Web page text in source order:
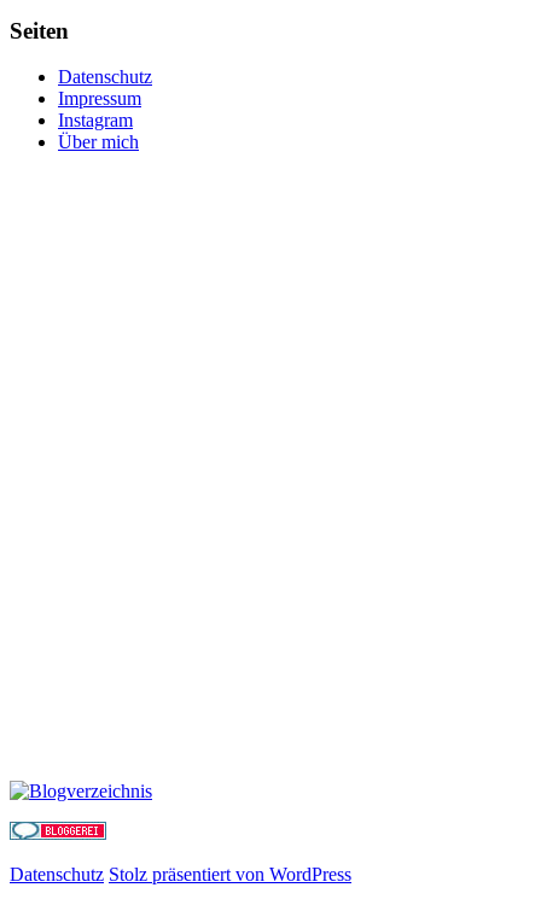
Seiten
Datenschutz
Impressum
Instagram
Über mich
Datenschutz Stolz präsentiert von WordPress